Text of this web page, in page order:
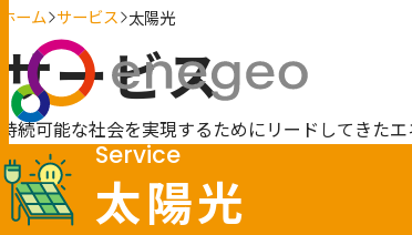
ホーム サービス 太陽光
サービス
持続可能な社会を実現するためにリードしてきたエ
Service
太陽光